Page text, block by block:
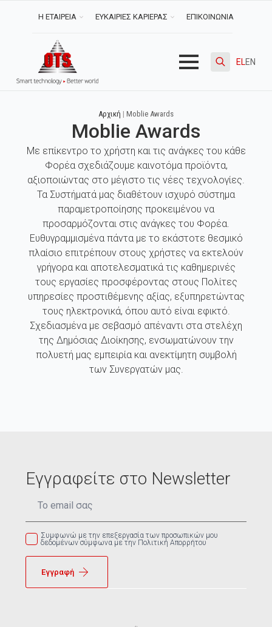
Η ΕΤΑΙΡΕΙΑ ΕΥΚΑΙΡΙΕΣ ΚΑΡΙΕΡΑΣ ΕΠΙΚΟΙΝΩΝΙΑ
ELEN
Αρχική | Moblie Awards
Moblie Awards
Με επίκεντρο το χρήστη και τις ανάγκες του κάθε
Φορέα σχεδιάζουμε καινοτόμα προϊόντα,
αξιοποιώντας στο μέγιστο τις νέες τεχνολογίες.
Τα Συστήματά μας διαθέτουν ισχυρό σύστημα
παραμετροποίησης προκειμένου να
προσαρμόζονται στις ανάγκες του Φορέα.
Ευθυγραμμισμένα πάντα με το εκάστοτε θεσμικό
πλαίσιο επιτρέπουν στους χρήστες να εκτελούν
γρήγορα και αποτελεσματικά τις καθημερινές
τους εργασίες προσφέροντας στους Πολίτες
υπηρεσίες προστιθέμενης αξίας, εξυπηρετώντας
τους ηλεκτρονικά, όπου αυτό είναι εφικτό.
Σχεδιασμένα με σεβασμό απέναντι στα στελέχη
της Δημόσιας Διοίκησης, ενσωματώνουν την
πολυετή μας εμπειρία και ανεκτίμητη συμβολή
των Συνεργατών μας.
Εγγραφείτε στο Newsletter
Συμφωνώ με την επεξεργασία των προσωπικών μου
δεδομένων σύμφωνα με την Πολιτική Απορρήτου
Εγγραφή